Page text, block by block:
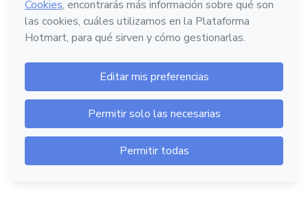
Hotmart — 2011-2026 © Todos los derechos
reservados